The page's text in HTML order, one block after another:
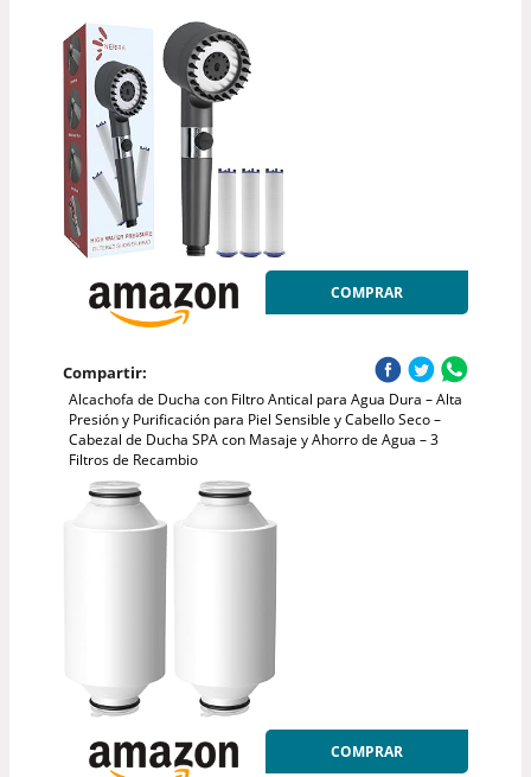
COMPRAR
Compartir:
Alcachofa de Ducha con Filtro Antical para Agua Dura – Alta
Presión y Purificación para Piel Sensible y Cabello Seco –
Cabezal de Ducha SPA con Masaje y Ahorro de Agua – 3
Filtros de Recambio
COMPRAR